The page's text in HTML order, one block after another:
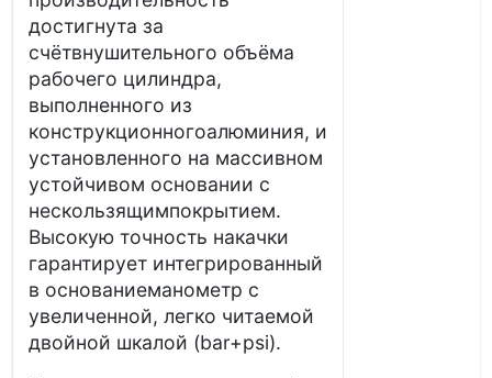
достигнута за
счётвнушительного объёма
рабочего цилиндра,
выполненного из
конструкционногоалюминия, и
установленного на массивном
устойчивом основании с
нескользящимпокрытием.
Высокую точность накачки
гарантирует интегрированный
в основаниеманометр с
увеличенной, легко читаемой
двойной шкалой (bar+psi).